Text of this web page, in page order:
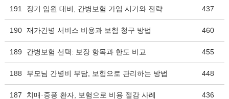
191 장기 입원 대비, 간병보험 가입 시기와 전략 437
190 재가간병 서비스 비용과 보험 청구 방법 460
189 간병보험 선택: 보장 항목과 한도 비교 455
188 부모님 간병비 부담, 보험으로 관리하는 방법 448
187 치매·중풍 환자, 보험으로 비용 절감 사례 436